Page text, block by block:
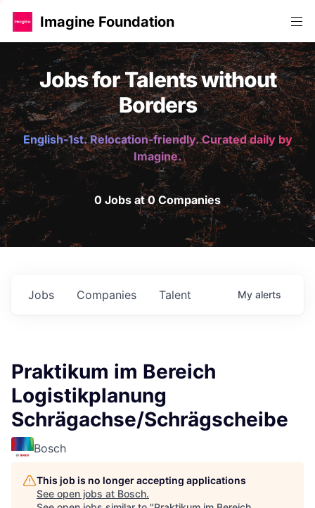
Imagine Foundation
Jobs for Talents without
Borders
English-1st. Relocation-friendly. Curated daily by
Imagine.
0 Jobs at 0 Companies
Jobs Companies Talent My alerts
Praktikum im Bereich
Logistikplanung
Schrägachse/Schrägscheibe
Bosch
This job is no longer accepting applications
See open jobs at Bosch.